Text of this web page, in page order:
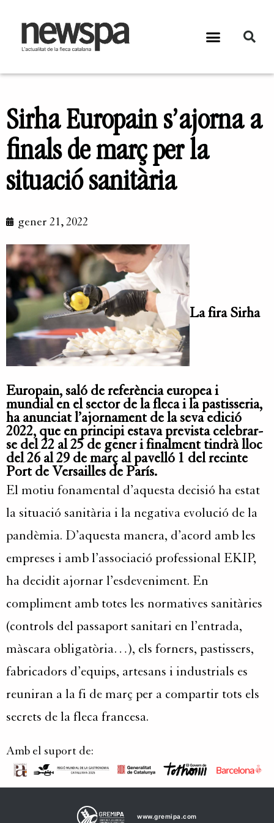
Sirha Europain s’ajorna a
finals de març per la
situació sanitària
gener 21, 2022
La firaSirha
Europain, saló de referència europea i
mundial en el sector de la fleca i la pastisseria,
ha anunciat l’ajornament de la seva edició
2022, que en principi estava prevista celebrar-
se del 22 al 25 de gener i finalment tindrà lloc
del 26 al 29 de març al pavelló 1 del recinte
Port de Versailles de París.
El motiu fonamental d’aquesta decisió ha estat
la situació sanitària i la negativa evolució de la
pandèmia. D’aquesta manera, d’acord amb les
empreses i amb l’associació professional EKIP,
ha decidit ajornar l’esdeveniment. En
compliment amb totes les normatives sanitàries
(controls del passaport sanitari en l’entrada,
màscara obligatòria…), els forners, pastissers,
fabricadors d’equips, artesans i industrials es
reuniran a la fi de març per a compartir tots els
secrets de la fleca francesa.
Amb el suport de:
www.gremipa.com